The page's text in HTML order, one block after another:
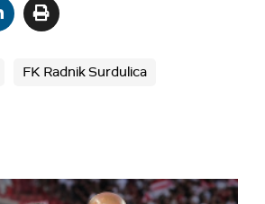
FK Radnik Surdulica